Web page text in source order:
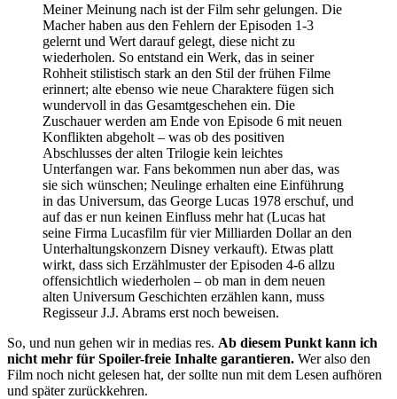
Meiner Meinung nach ist der Film sehr gelungen. Die
Macher haben aus den Fehlern der Episoden 1-3
gelernt und Wert darauf gelegt, diese nicht zu
wiederholen. So entstand ein Werk, das in seiner
Rohheit stilistisch stark an den Stil der frühen Filme
erinnert; alte ebenso wie neue Charaktere fügen sich
wundervoll in das Gesamtgeschehen ein. Die
Zuschauer werden am Ende von Episode 6 mit neuen
Konflikten abgeholt – was ob des positiven
Abschlusses der alten Trilogie kein leichtes
Unterfangen war. Fans bekommen nun aber das, was
sie sich wünschen; Neulinge erhalten eine Einführung
in das Universum, das George Lucas 1978 erschuf, und
auf das er nun keinen Einfluss mehr hat (Lucas hat
seine Firma Lucasfilm für vier Milliarden Dollar an den
Unterhaltungskonzern Disney verkauft). Etwas platt
wirkt, dass sich Erzählmuster der Episoden 4-6 allzu
offensichtlich wiederholen – ob man in dem neuen
alten Universum Geschichten erzählen kann, muss
Regisseur J.J. Abrams erst noch beweisen.
So, und nun gehen wir in medias res. Ab diesem Punkt kann ich
nicht mehr für Spoiler-freie Inhalte garantieren. Wer also den
Film noch nicht gelesen hat, der sollte nun mit dem Lesen aufhören
und später zurückkehren.